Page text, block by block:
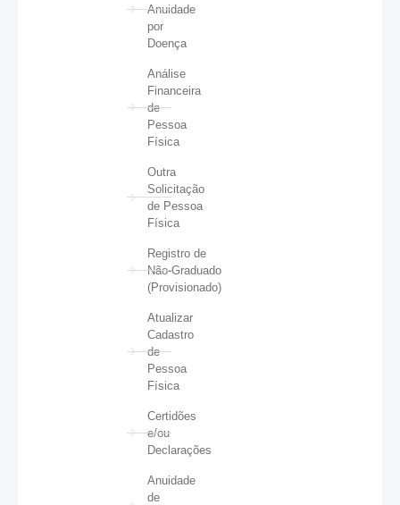
Anuidade
por
Doença
Análise
Financeira
de
Pessoa
Física
Outra
Solicitação
de Pessoa
Física
Registro de
Não-Graduado
(Provisionado)
Atualizar
Cadastro
de
Pessoa
Física
Certidões
e/ou
Declarações
Anuidade
de